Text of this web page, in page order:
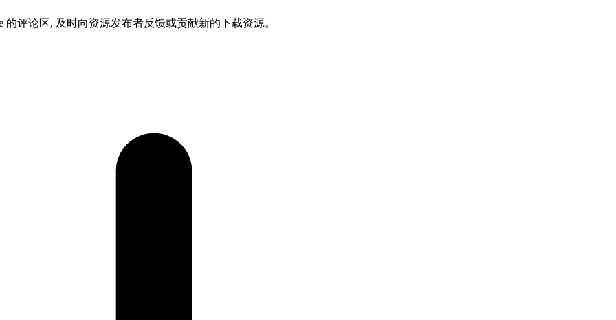
评论区, 及时向资源发布者反馈或贡献新的下载资源。